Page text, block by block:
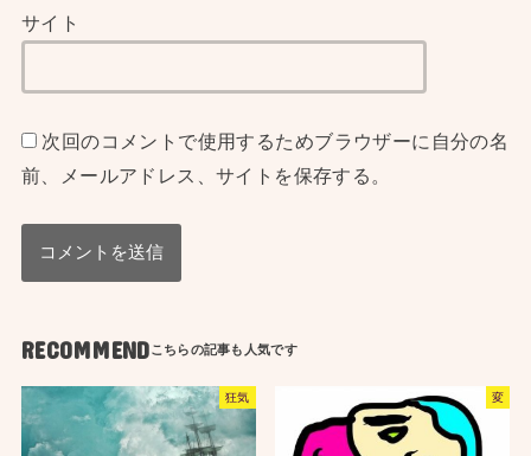
サイト
次回のコメントで使用するためブラウザーに自分の名
前、メールアドレス、サイトを保存する。
RECOMMEND
狂気 変